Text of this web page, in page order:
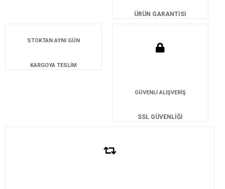
ÜRÜN GARANTİSİ
STOKTAN AYNI GÜN
KARGOYA TESLİM
GÜVENLİ ALIŞVERİŞ
SSL GÜVENLİĞİ